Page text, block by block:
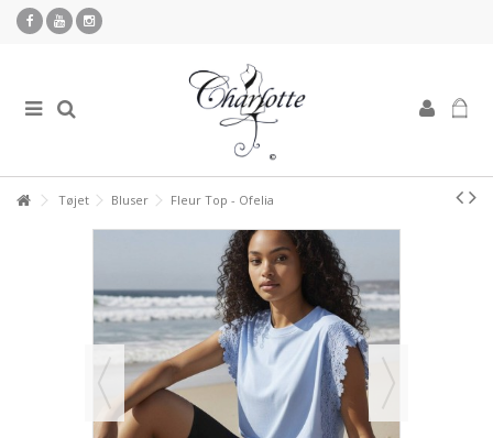
Tøjet Bluser Fleur Top - Ofelia